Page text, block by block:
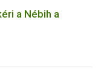
a Nébih a